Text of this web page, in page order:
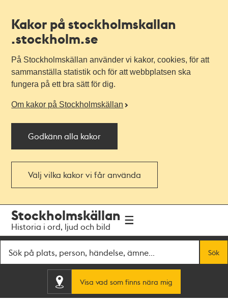
Kakor på stockholmskallan
.stockholm.se
På Stockholmskällan använder vi kakor, cookies, för att
sammanställa statistik och för att webbplatsen ska
fungera på ett bra sätt för dig.
Om kakor på Stockholmskällan
Godkänn alla kakor
Välj vilka kakor vi får använda
navigationen
huvudinnehållet
Stockholmskällan
Historia i ord, ljud och bild
Sök
Visa vad som finns nära mig